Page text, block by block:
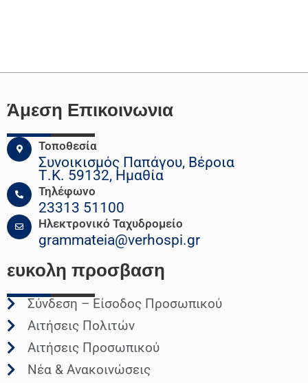
Άμεση Επικοινωνια
Τοποθεσία
Συνοικισμός Παπάγου, Βέροια
Τ.Κ. 59132, Ημαθία
Τηλέφωνο
23313 51100
Ηλεκτρονικό Ταχυδρομείο
grammateia@verhospi.gr
ευκολη προσβαση
Σύνδεση – Είσοδος Προσωπικού
Αιτήσεις Πολιτών
Αιτήσεις Προσωπικού
Νέα & Ανακοινώσεις